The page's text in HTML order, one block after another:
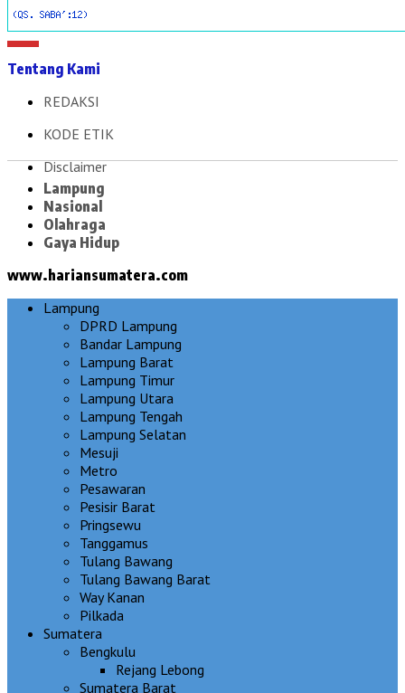
Tentang Kami
REDAKSI
KODE ETIK
Disclaimer
Lampung
Nasional
Olahraga
Gaya Hidup
www.hariansumatera.com
Lampung
DPRD Lampung
Bandar Lampung
Lampung Barat
Lampung Timur
Lampung Utara
Lampung Tengah
Lampung Selatan
Mesuji
Metro
Pesawaran
Pesisir Barat
Pringsewu
Tanggamus
Tulang Bawang
Tulang Bawang Barat
Way Kanan
Pilkada
Sumatera
Bengkulu
Rejang Lebong
Sumatera Barat